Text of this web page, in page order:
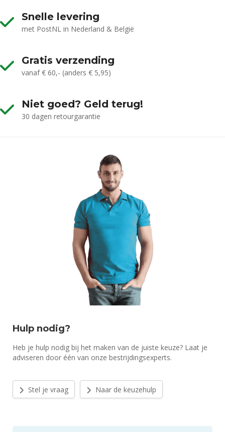
Snelle levering
met PostNL in Nederland & België
Gratis verzending
vanaf € 60,- (anders € 5,95)
Niet goed? Geld terug!
30 dagen retourgarantie
Hulp nodig?
Heb je hulp nodig bij het maken van de juiste keuze? Laat je
adviseren door één van onze bestrijdingsexperts.
Stel je vraag Naar de keuzehulp